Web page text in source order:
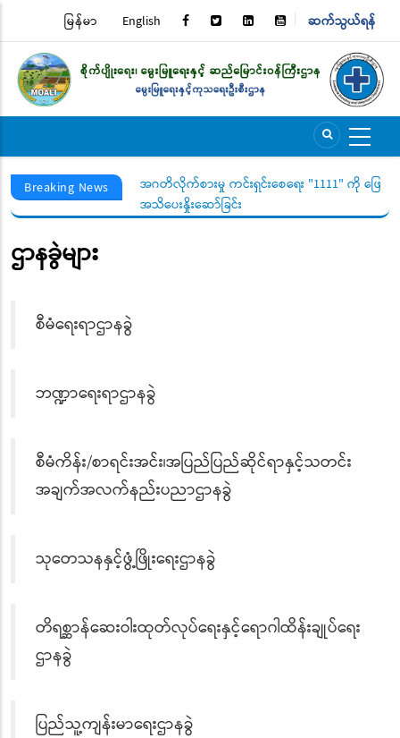
content
TOP
MENU
ဆက်သွယ်ရန်
မြန်မာ English
Breaking News
ရေးအသိပေးနှိုးဆော်
အဂတိလိုက်စားမှု ကင်းရှင်းစေရေး "1111" ကို ဖြေကြ
အသိပေးနှိုးဆော်ခြင်း
ဌာနခွဲများ
စီမံရေးရာဌာနခွဲ
ဘဏ္ဍာရေးရာဌာနခွဲ
စီမံကိန်း/စာရင်းအင်း၊အပြည်ပြည်ဆိုင်ရာနှင့်သတင်း
အချက်အလက်နည်းပညာဌာနခွဲ
သုတေသနနှင့်ဖွံ့ဖြိုးရေးဌာနခွဲ
တိရစ္ဆာန်ဆေးဝါးထုတ်လုပ်ရေးနှင့်ရောဂါထိန်းချုပ်ရေး
ဌာနခွဲ
ပြည်သူ့ကျန်းမာရေးဌာနခွဲ